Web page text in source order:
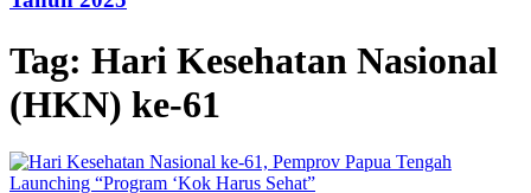
Tag: Hari Kesehatan Nasional
(HKN) ke-61